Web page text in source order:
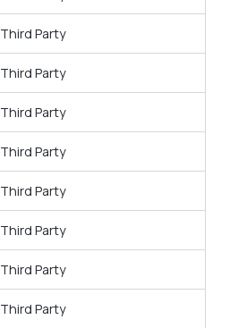
Third Party
Third Party
Third Party
Third Party
Third Party
Third Party
Third Party
Third Party